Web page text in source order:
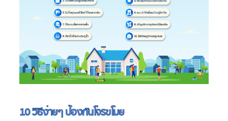
10 วิธีง่ายๆ ป้องกันโจรขโมย